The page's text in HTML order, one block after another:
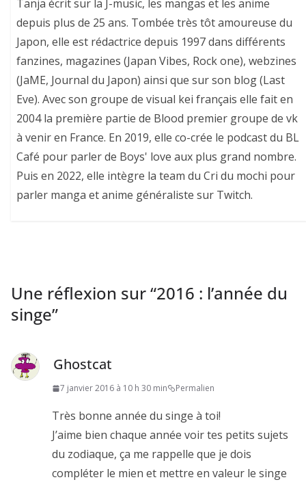
Tanja écrit sur la J-music, les mangas et les anime
depuis plus de 25 ans. Tombée très tôt amoureuse du
Japon, elle est rédactrice depuis 1997 dans différents
fanzines, magazines (Japan Vibes, Rock one), webzines
(JaME, Journal du Japon) ainsi que sur son blog (Last
Eve). Avec son groupe de visual kei français elle fait en
2004 la première partie de Blood premier groupe de vk
à venir en France. En 2019, elle co-crée le podcast du BL
Café pour parler de Boys' love aux plus grand nombre.
Puis en 2022, elle intègre la team du Cri du mochi pour
parler manga et anime généraliste sur Twitch.
Une réflexion sur “2016 : l’année du
singe”
Ghostcat
7 janvier 2016 à 10 h 30 min Permalien
Très bonne année du singe à toi!
J’aime bien chaque année voir tes petits sujets
du zodiaque, ça me rappelle que je dois
compléter le mien et mettre en valeur le singe